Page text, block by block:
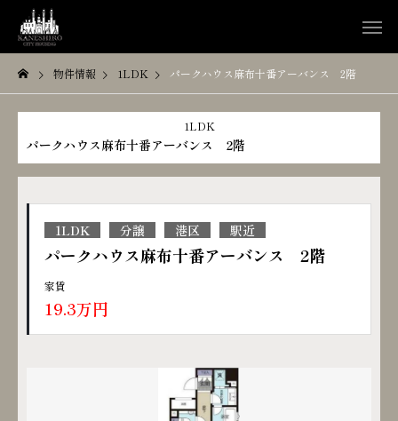
物件情報 1LDK パークハウス麻布十番アーバンス 2階
1LDK
パークハウス麻布十番アーバンス 2階
1LDK 分譲 港区 駅近
パークハウス麻布十番アーバンス 2階
家賃
19.3万円